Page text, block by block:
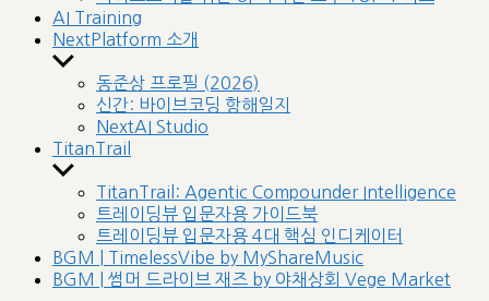
AI Training
NextPlatform 소개
Show
sub
menu
동준상 프로필 (2026)
신간: 바이브코딩 항해일지
NextAI Studio
TitanTrail
Show
sub
menu
TitanTrail: Agentic Compounder Intelligence
트레이딩뷰 입문자용 가이드북
트레이딩뷰 입문자용 4대 핵심 인디케이터
BGM | TimelessVibe by MyShareMusic
BGM | 썸머 드라이브 재즈 by 야채상회 Vege Market